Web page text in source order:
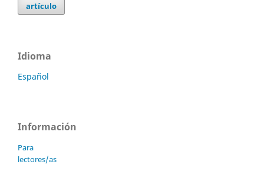
artículo
Idioma
Español
Información
Para
lectores/as